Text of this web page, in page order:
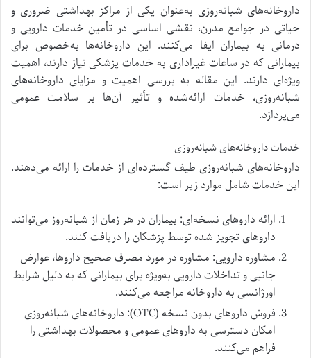
داروخانه‌های شبانه‌روزی به‌عنوان یکی از مراکز بهداشتی ضروری و
حیاتی در جوامع مدرن، نقشی اساسی در تأمین خدمات دارویی و
درمانی به بیماران ایفا می‌کنند. این داروخانه‌ها به‌خصوص برای
بیمارانی که در ساعات غیراداری به خدمات پزشکی نیاز دارند، اهمیت
ویژه‌ای دارند. این مقاله به بررسی اهمیت و مزایای داروخانه‌های
شبانه‌روزی، خدمات ارائه‌شده و تأثیر آن‌ها بر سلامت عمومی
می‌پردازد.
خدمات داروخانه‌های شبانه‌روزی
داروخانه‌های شبانه‌روزی طیف گسترده‌ای از خدمات را ارائه می‌دهند.
این خدمات شامل موارد زیر است:
ارائه داروهای نسخه‌ای: بیماران در هر زمان از شبانه‌روز می‌توانند
داروهای تجویز شده توسط پزشکان را دریافت کنند.
مشاوره دارویی: مشاوره در مورد مصرف صحیح داروها، عوارض
جانبی و تداخلات دارویی به‌ویژه برای بیمارانی که به دلیل شرایط
اورژانسی به داروخانه مراجعه می‌کنند.
فروش داروهای بدون نسخه (OTC): داروخانه‌های شبانه‌روزی
امکان دسترسی به داروهای عمومی و محصولات بهداشتی را
فراهم می‌کنند.